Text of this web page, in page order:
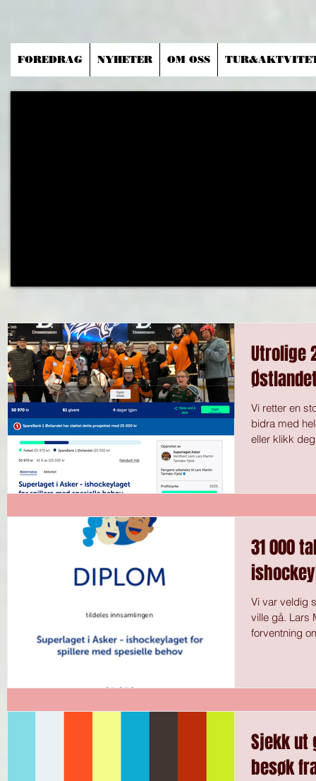
FOREDRAG NYHETER OM OSS
Utrolige
Vi retter en
bidra med
eller klikk
31 000
Vi var veldig
ville gå. Lars
forventning
Sjekk ut
besøk